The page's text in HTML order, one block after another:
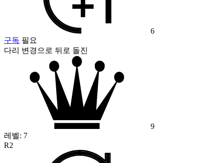
6
구독 필요
다리 변경으로 뒤로 돌진
9
레벨: 7
R2